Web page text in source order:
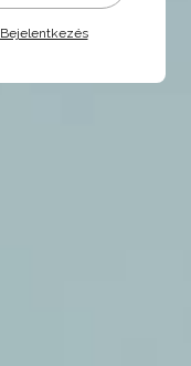
Bejelentkezés